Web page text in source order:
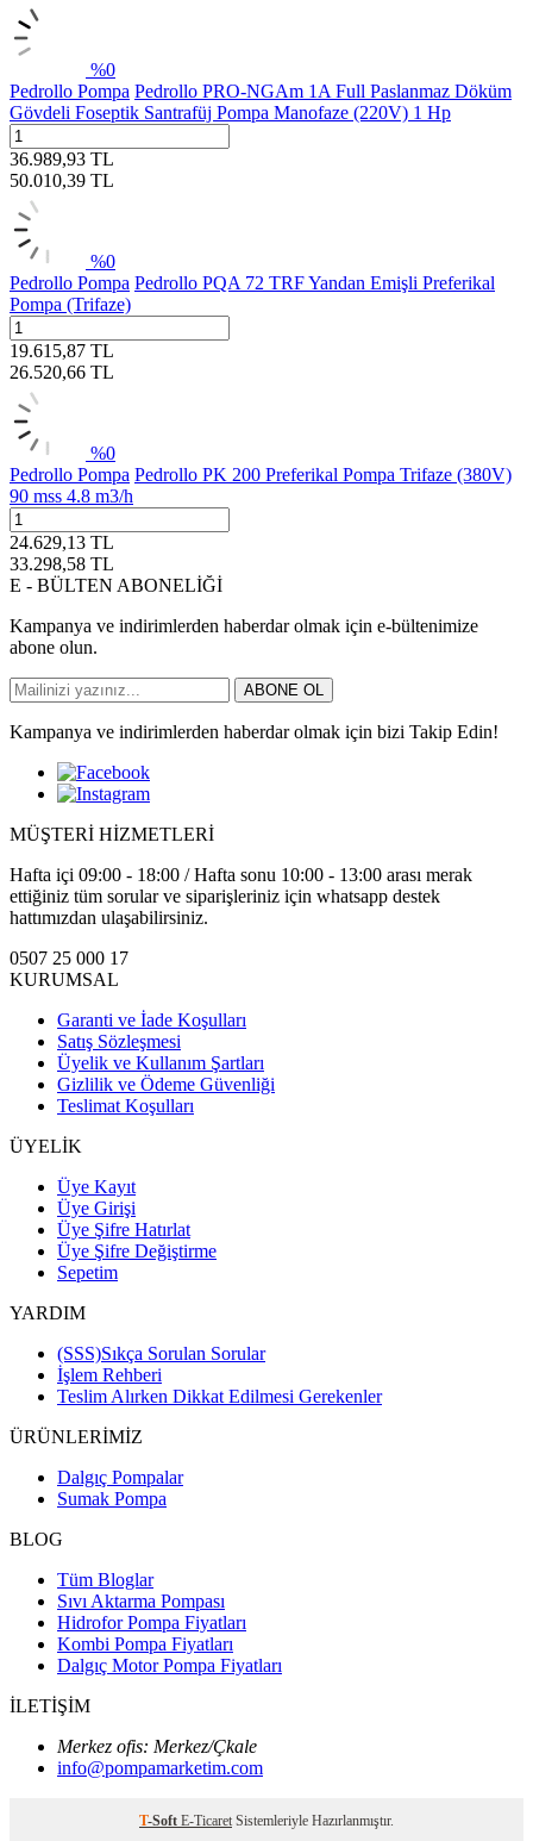
%0
Pedrollo Pompa Pedrollo PRO-NGAm 1A Full Paslanmaz Döküm
Gövdeli Foseptik Santrafüj Pompa Manofaze (220V) 1 Hp
36.989,93 TL
50.010,39 TL
%0
Pedrollo Pompa Pedrollo PQA 72 TRF Yandan Emişli Preferikal
Pompa (Trifaze)
19.615,87 TL
26.520,66 TL
%0
Pedrollo Pompa Pedrollo PK 200 Preferikal Pompa Trifaze (380V)
90 mss 4.8 m3/h
24.629,13 TL
33.298,58 TL
E - BÜLTEN ABONELİĞİ
Kampanya ve indirimlerden haberdar olmak için e-bültenimize
abone olun.
ABONE OL
Kampanya ve indirimlerden haberdar olmak için bizi Takip Edin!
MÜŞTERİ HİZMETLERİ
Hafta içi 09:00 - 18:00 / Hafta sonu 10:00 - 13:00 arası merak
ettiğiniz tüm sorular ve siparişleriniz için whatsapp destek
hattımızdan ulaşabilirsiniz.
0507 25 000 17
KURUMSAL
Garanti ve İade Koşulları
Satış Sözleşmesi
Üyelik ve Kullanım Şartları
Gizlilik ve Ödeme Güvenliği
Teslimat Koşulları
ÜYELİK
Üye Kayıt
Üye Girişi
Üye Şifre Hatırlat
Üye Şifre Değiştirme
Sepetim
YARDIM
(SSS)Sıkça Sorulan Sorular
İşlem Rehberi
Teslim Alırken Dikkat Edilmesi Gerekenler
ÜRÜNLERİMİZ
Dalgıç Pompalar
Sumak Pompa
BLOG
Tüm Bloglar
Sıvı Aktarma Pompası
Hidrofor Pompa Fiyatları
Kombi Pompa Fiyatları
Dalgıç Motor Pompa Fiyatları
İLETİŞİM
Merkez ofis: Merkez/Çkale
info@pompamarketim.com
T-Soft E-Ticaret Sistemleriyle Hazırlanmıştır.